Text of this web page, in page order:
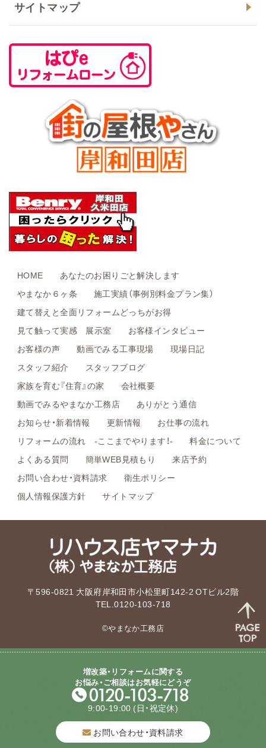
サイトマップ
HOME
あなたのお困りごと解決します
やまなか６ヶ条
施工実績（事例別料金プラン集）
建て替えと全面リフォームどっちがお得
見て触って実感 展示室
お客様インタビュー
お客様の声
動画でみる工事現場
現場日記
スタッフ紹介
スタッフブログ
家族を育む『住育』の家
会社概要
動画でみるやまなか工務店
ありがとう通信
お知らせ・新着情報
更新情報
お仕事の流れ
リフォームの流れ -ここまでやります！-
料金について
よくある質問
簡単WEB見積もり
来店予約
お問い合わせ・資料請求
衛生ポリシー
個人情報保護方針
サイトマップ
〒596-0821 大阪府岸和田市小松里町142-2 OTビル2階
TEL.0120-103-718
©やまなか工務店
増改築・リフォームに関する
お悩み・ご相談はお気軽にどうぞ
9:00-19:00 (日・祝定休)
お問い合わせ・資料請求